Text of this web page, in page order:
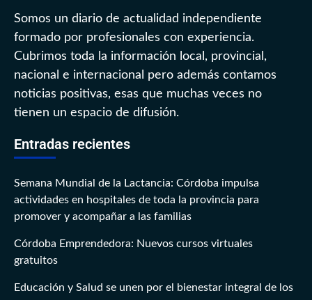
Somos un diario de actualidad independiente
formado por profesionales con experiencia.
Cubrimos toda la información local, provincial,
nacional e internacional pero además contamos
noticias positivas, esas que muchas veces no
tienen un espacio de difusión.
Entradas recientes
Semana Mundial de la Lactancia: Córdoba impulsa
actividades en hospitales de toda la provincia para
promover y acompañar a las familias
Córdoba Emprendedora: Nuevos cursos virtuales
gratuitos
Educación y Salud se unen por el bienestar integral de los